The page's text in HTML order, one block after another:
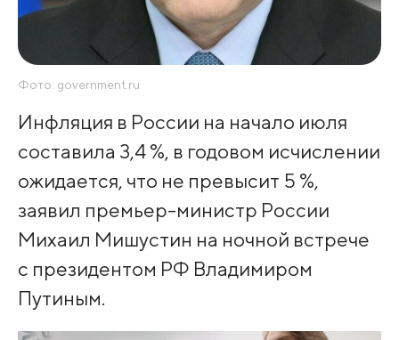
Фото: government.ru
Инфляция в России на начало июля
составила 3,4 %, в годовом исчислении
ожидается, что не превысит 5 %,
заявил премьер-министр России
Михаил Мишустин на ночной встрече
с президентом РФ Владимиром
Путиным.